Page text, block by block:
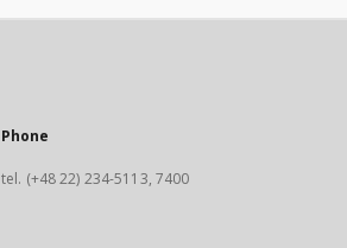
Phone
tel. (+48 22) 234-5113, 7400